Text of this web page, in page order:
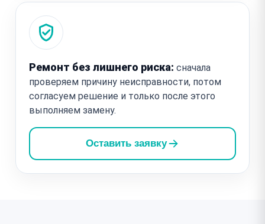
Ремонт без лишнего риска: сначала
проверяем причину неисправности, потом
согласуем решение и только после этого
выполняем замену.
Оставить заявку